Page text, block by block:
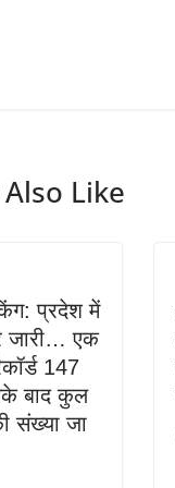
Like
प्रदेश में
जारी… एक
147
बाद कुल
संख्या जा